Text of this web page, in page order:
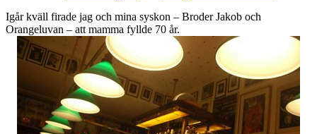
Igår kväll firade jag och mina syskon – Broder Jakob och
Orangeluvan – att mamma fyllde 70 år.